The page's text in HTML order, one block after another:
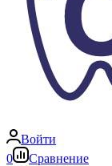
Войти
0
Сравнение